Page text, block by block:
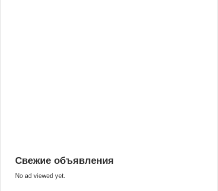
Свежие объявления
No ad viewed yet.